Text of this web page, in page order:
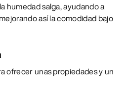
humedad salga, ayudando a
así la comodidad bajo
ofrecer unas propiedades y un